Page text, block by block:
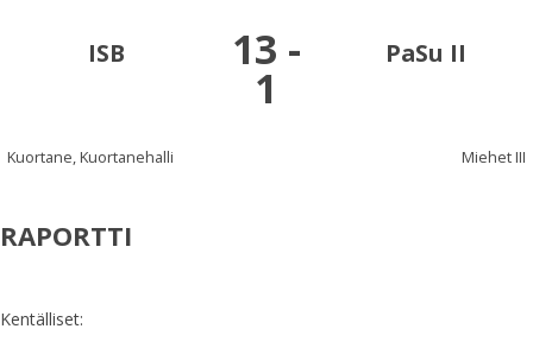
ISB 13 -
1
PaSu II
Kuortane, Kuortanehalli Miehet III
RAPORTTI
Kentälliset: